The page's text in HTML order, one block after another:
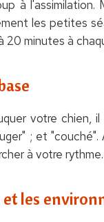
à
les petites
20 minutes à
votre chien,
; et
à votre rythme.
les